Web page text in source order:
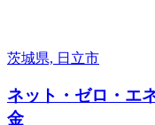
茨城県, 日立市
ネット・ゼロ・エ
金